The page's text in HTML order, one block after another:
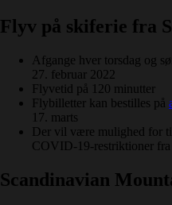
Flyv på skiferie fra
Afgange hver torsdag og
27. februar 2022
Flyvetid på 120 minutter
Flybilletter kan bestilles på
17. marts
Der vil være mulighed for
COVID-19-restriktioner fra
Scandinavian